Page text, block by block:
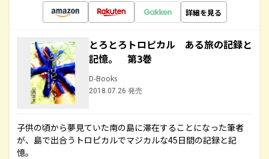
詳細を見る
とろとろトロピカル ある旅の記録と
記憶。 第3巻
D-Books
2018.07.26 発売
子供の頃から夢見ていた南の島に滞在することになった筆者
が、島で出合うトロピカルでマジカルな45日間の記録と記
憶。